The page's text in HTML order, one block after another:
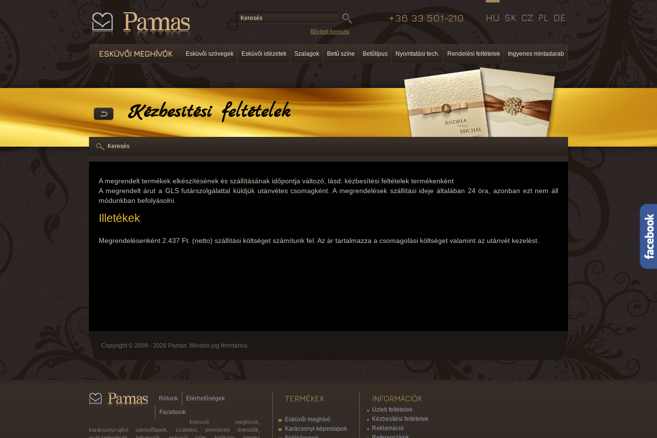
Kézbesítési feltételek
+36 33 501-210 DE
PL
CZ
SK
HU
ESKÜVŐI MEGHÍVÓK Esküvői szövegek Esküvői idézetek Szalagok Betű színe Betűtípus Nyomtatási tech. Rendelési feltételek Ingyenes mintadarab
Bővített keresés
A megrendelt termékek elkészítésének és szállításának időpontja változó, lásd: kézbesítési feltételek termékenként
A megrendelt árut a GLS futárszolgálattal küldjük utánvétes csomagként. A megrendelések szállítási ideje általában 24 óra, azonban ezt nem áll
módunkban befolyásolni.
Illetékek
Megrendelésenként 2.437 Ft. (netto) szállítási költséget számítunk fel. Az ár tartalmazza a csomagolási költséget valamint az utánvét kezelést.
Keresés
Copyright © 2008 - 2026 Pamas. Minden jog fenntartva.
Rólunk
Elérhetőségek
Facebook
Esküvői meghívók,
karácsonyi-újévi üdvözlőlapok, születési, promóciós értesítők,
TERMÉKEK
Esküvői meghívó
Karácsonyi képeslapok
INFORMÁCIÓK
Üzleti feltételek
Kézbesítési feltételek
Reklamáció